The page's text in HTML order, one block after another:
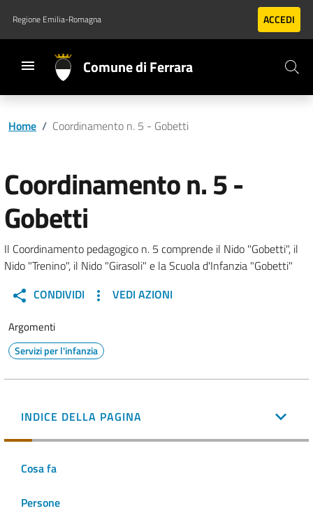
Vai al contenuto principale
Vai al footer
Regione Emilia-Romagna ACCEDI
Comune di Ferrara
Home / Coordinamento n. 5 - Gobetti
Coordinamento n. 5 -
Gobetti
Il Coordinamento pedagogico n. 5 comprende il Nido "Gobetti", il
Nido "Trenino", il Nido "Girasoli" e la Scuola d'Infanzia "Gobetti"
CONDIVIDI
VEDI AZIONI
Argomenti
Servizi per l'infanzia
INDICE DELLA PAGINA
Cosa fa
Persone